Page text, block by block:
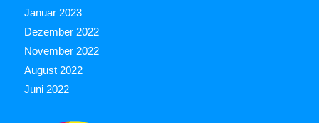
Januar 2023
Dezember 2022
November 2022
August 2022
Juni 2022